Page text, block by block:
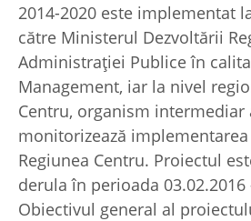
2014-2020 este implementat
către Ministerul Dezvoltării
Administrației Publice în
Management, iar la nivel
Centru, organism
monitorizează
Regiunea Centru. Proiectul
derula în perioada 03.02.2016
Obiectivul general al